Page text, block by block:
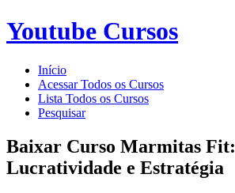
Youtube Cursos
Início
Acessar Todos os Cursos
Lista Todos os Cursos
Pesquisar
Baixar Curso Marmitas Fit:
Lucratividade e Estratégia